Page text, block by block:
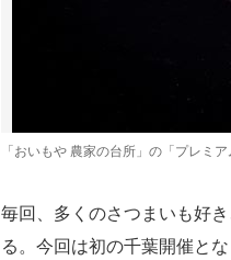
「おいもや 農家の台所」の「プレミ
毎回、多くのさつまいも好
る。今回は初の千葉開催と